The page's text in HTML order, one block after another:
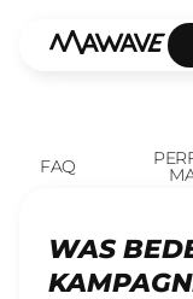
FAQ
WAS